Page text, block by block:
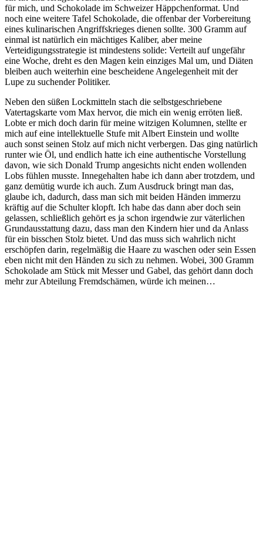
für mich, und Schokolade im Schweizer Häppchenformat. Und
noch eine weitere Tafel Schokolade, die offenbar der Vorbereitung
eines kulinarischen Angriffskrieges dienen sollte. 300 Gramm auf
einmal ist natürlich ein mächtiges Kaliber, aber meine
Verteidigungsstrategie ist mindestens solide: Verteilt auf ungefähr
eine Woche, dreht es den Magen kein einziges Mal um, und Diäten
bleiben auch weiterhin eine bescheidene Angelegenheit mit der
Lupe zu suchender Politiker.
Neben den süßen Lockmitteln stach die selbstgeschriebene
Vatertagskarte vom Max hervor, die mich ein wenig erröten ließ.
Lobte er mich doch darin für meine witzigen Kolumnen, stellte er
mich auf eine intellektuelle Stufe mit Albert Einstein und wollte
auch sonst seinen Stolz auf mich nicht verbergen. Das ging natürlich
runter wie Öl, und endlich hatte ich eine authentische Vorstellung
davon, wie sich Donald Trump angesichts nicht enden wollenden
Lobs fühlen musste. Innegehalten habe ich dann aber trotzdem, und
ganz demütig wurde ich auch. Zum Ausdruck bringt man das,
glaube ich, dadurch, dass man sich mit beiden Händen immerzu
kräftig auf die Schulter klopft. Ich habe das dann aber doch sein
gelassen, schließlich gehört es ja schon irgendwie zur väterlichen
Grundausstattung dazu, dass man den Kindern hier und da Anlass
für ein bisschen Stolz bietet. Und das muss sich wahrlich nicht
erschöpfen darin, regelmäßig die Haare zu waschen oder sein Essen
eben nicht mit den Händen zu sich zu nehmen. Wobei, 300 Gramm
Schokolade am Stück mit Messer und Gabel, das gehört dann doch
mehr zur Abteilung Fremdschämen, würde ich meinen…